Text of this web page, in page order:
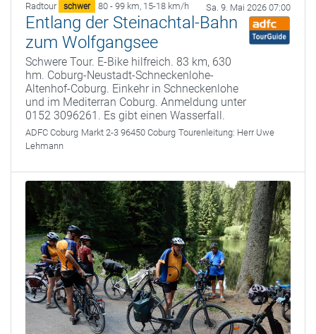
Radtour schwer 80 - 99 km, 15-18 km/h Sa. 9. Mai 2026 07:00
Entlang der Steinachtal-Bahn
zum Wolfgangsee
Schwere Tour. E-Bike hilfreich. 83 km, 630
hm. Coburg-Neustadt-Schneckenlohe-
Altenhof-Coburg. Einkehr in Schneckenlohe
und im Mediterran Coburg. Anmeldung unter
0152 3096261. Es gibt einen Wasserfall.
ADFC Coburg Markt 2-3 96450 Coburg Tourenleitung: Herr Uwe
Lehmann